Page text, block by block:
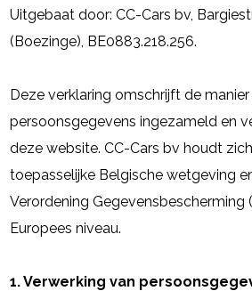
Uitgebaat door: CC-Cars bv,
(Boezinge), BE0883.218.256.
Deze verklaring omschrijft de
persoonsgegevens ingezameld en
deze website. CC-Cars bv houdt
toepasselijke Belgische wetgeving
Verordening Gegevensbescherming
Europees niveau.
1. Verwerking van